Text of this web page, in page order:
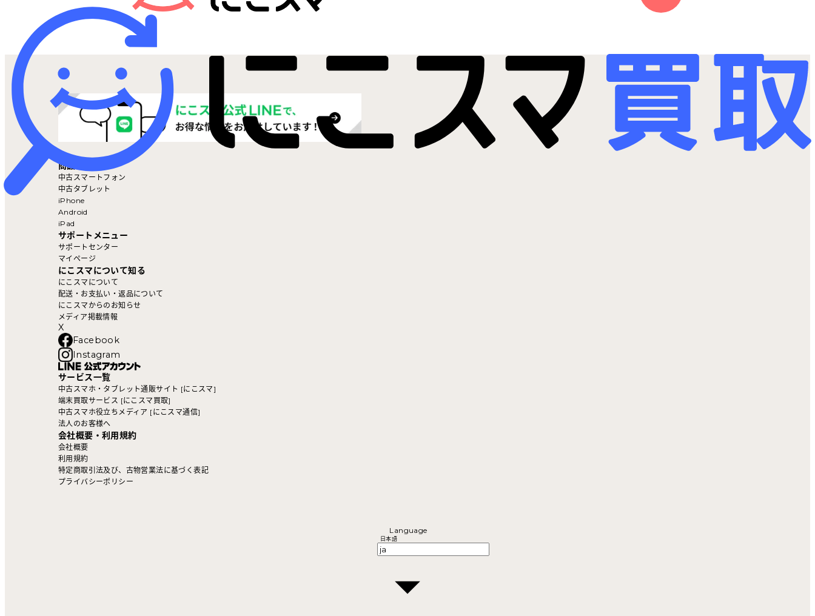
ニュース
にこスマ通信
マイページ
商品を探す
中古スマートフォン
中古タブレット
iPhone
Android
iPad
サポートメニュー
サポートセンター
マイページ
にこスマについて知る
にこスマについて
配送・お支払い・返品について
にこスマからのお知らせ
メディア掲載情報
X
Facebook
Instagram
サービス一覧
中古スマホ・タブレット通販サイト [にこスマ]
端末買取サービス [にこスマ買取]
中古スマホ役立ちメディア [にこスマ通信]
法人のお客様へ
会社概要・利用規約
会社概要
利用規約
特定商取引法及び、古物営業法に基づく表記
プライバシーポリシー
Language
日本語